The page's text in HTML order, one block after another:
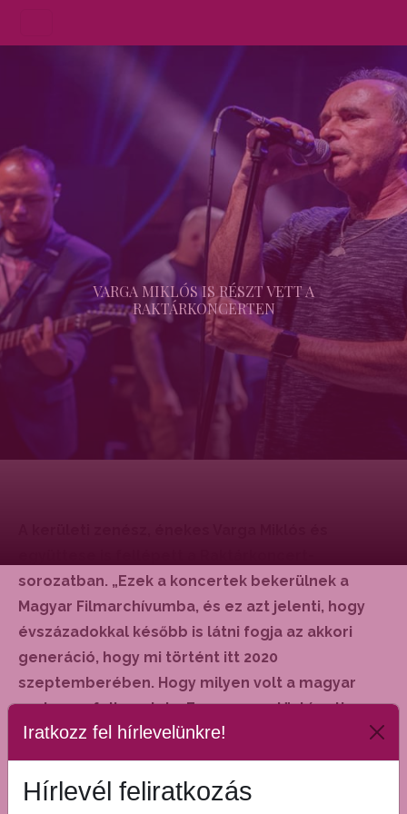
VARGA MIKLÓS IS RÉSZT VETT A
RAKTÁRKONCERTEN
sorozatban. „Ezek a koncertek bekerülnek a
Magyar Filmarchívumba, és ez azt jelenti, hogy
évszázadokkal később is látni fogja az akkori
generáció, hogy mi történt itt 2020
szeptemberében. Hogy milyen volt a magyar
rockzene felhozatala. Ez egy zenetörténeti
kuriózum – nyilatkozta a lehetőségről Varga
Miklós.
– Ezenkívül pedig a kormányzatnak köszönhetően ez
Iratkozz fel hírlevelünkre!
Hírlevél feliratkozás